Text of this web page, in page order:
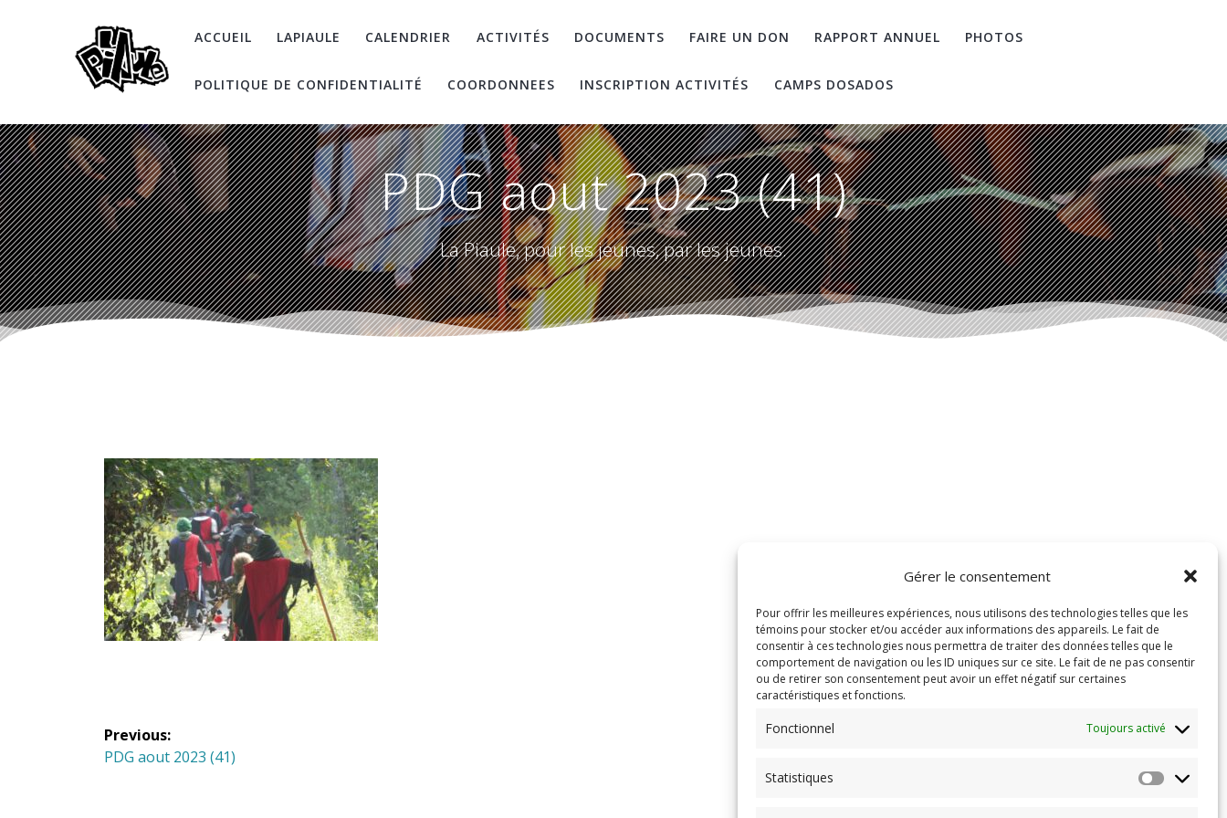
Gérer le consentement
Pour offrir les meilleures expériences, nous utilisons des technologies telles que les
témoins pour stocker et/ou accéder aux informations des appareils. Le fait de
consentir à ces technologies nous permettra de traiter des données telles que le
comportement de navigation ou les ID uniques sur ce site. Le fait de ne pas consentir
ou de retirer son consentement peut avoir un effet négatif sur certaines
caractéristiques et fonctions.
Fonctionnel Toujours activé
Statistiques
ACCUEIL LAPIAULE CALENDRIER ACTIVITÉS DOCUMENTS FAIRE UN DON RAPPORT ANNUEL PHOTOS
POLITIQUE DE CONFIDENTIALITÉ COORDONNEES INSCRIPTION ACTIVITÉS CAMPS DOSADOS
PDG aout 2023 (41)
La Piaule, pour les jeunes, par les jeunes.
Navigation
de
Previous:
Previous
PDG aout 2023 (41)